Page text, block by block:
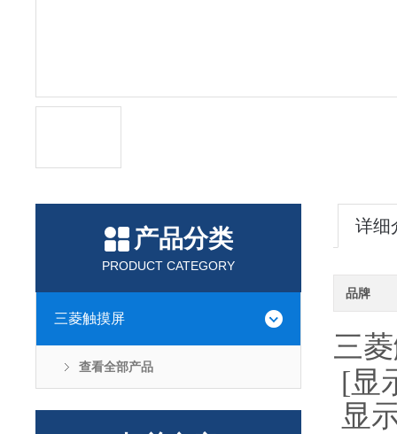
产品分类
PRODUCT CATEGORY
三菱触摸屏
查看全部产品
详细
品牌
三
[显
显